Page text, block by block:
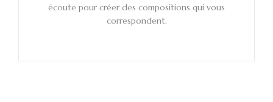
écoute pour créer des compositions qui vous
correspondent.